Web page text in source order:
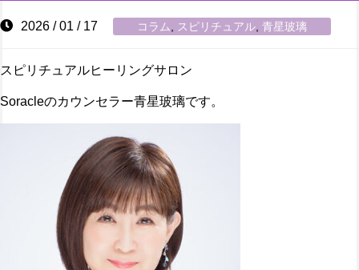
2026 / 01 / 17 コラム スピリチュアル 青星玻璃
スピリチュアルヒーリングサロン
Soracleのカウンセラー青星玻璃です。